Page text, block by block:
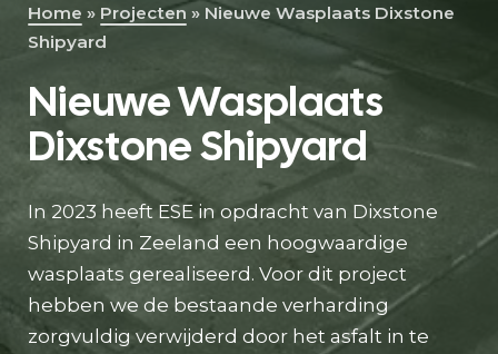
Direct contact
Home » Projecten » Nieuwe Wasplaats Dixstone
Shipyard
Nieuwe Wasplaats
Dixstone Shipyard
In 2023 heeft ESE in opdracht van Dixstone
Shipyard in Zeeland een hoogwaardige
wasplaats gerealiseerd. Voor dit project
hebben we de bestaande verharding
zorgvuldig verwijderd door het asfalt in te